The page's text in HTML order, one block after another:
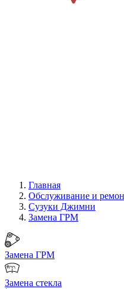
Главная
Обслуживание и
Сузуки Джимни
Замена ГРМ
Замена ГРМ
Замена стекла